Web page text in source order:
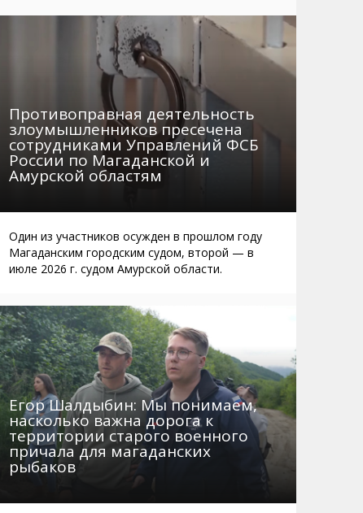
Телефоны
Автобусы Магадан – Аэропорт
Таблица приливов отливов
Интернет
Жилье
Не мусорить
Браконьеры
Противоправная деятельность
злоумышленников пресечена
сотрудниками Управлений ФСБ
России по Магаданской и
Амурской областям
Один из участников осужден в прошлом году
Магаданским городским судом, второй — в
июле 2026 г. судом Амурской области.
Егор Шалдыбин: Мы понимаем,
насколько важна дорога к
территории старого военного
причала для магаданских
рыбаков